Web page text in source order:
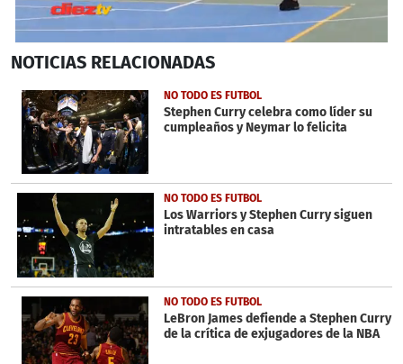
seconds
59
seconds
NOTICIAS RELACIONADAS
NO TODO ES FUTBOL
Stephen Curry celebra como líder su
cumpleaños y Neymar lo felicita
NO TODO ES FUTBOL
Los Warriors y Stephen Curry siguen
intratables en casa
NO TODO ES FUTBOL
LeBron James defiende a Stephen Curry
de la crítica de exjugadores de la NBA